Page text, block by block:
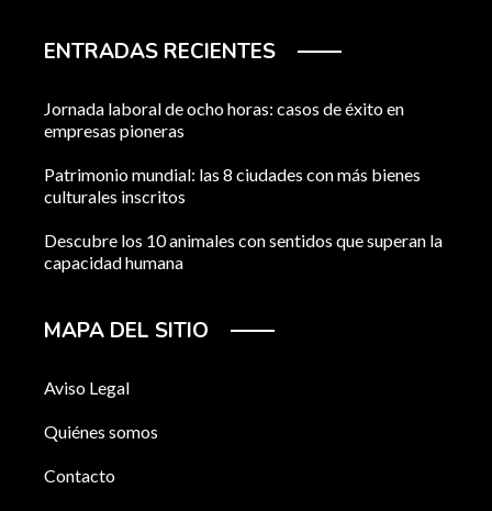
ENTRADAS RECIENTES
Jornada laboral de ocho horas: casos de éxito en
empresas pioneras
Patrimonio mundial: las 8 ciudades con más bienes
culturales inscritos
Descubre los 10 animales con sentidos que superan la
capacidad humana
MAPA DEL SITIO
Aviso Legal
Quiénes somos
Contacto